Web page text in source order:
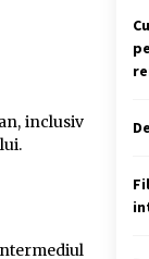
inclusiv